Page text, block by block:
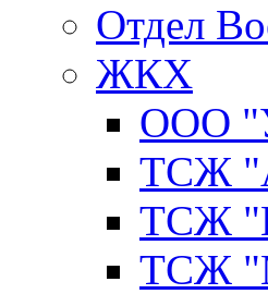
Отдел
ЖКХ
ООО
ТСЖ
ТСЖ
ТСЖ